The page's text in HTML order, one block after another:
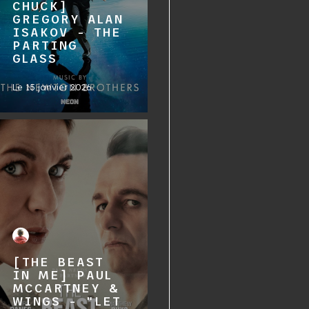
CHUCK]
GREGORY ALAN
ISAKOV - THE
PARTING
GLASS
Le 15 janvier 2026
[THE BEAST
IN ME] PAUL
MCCARTNEY &
WINGS - "LET